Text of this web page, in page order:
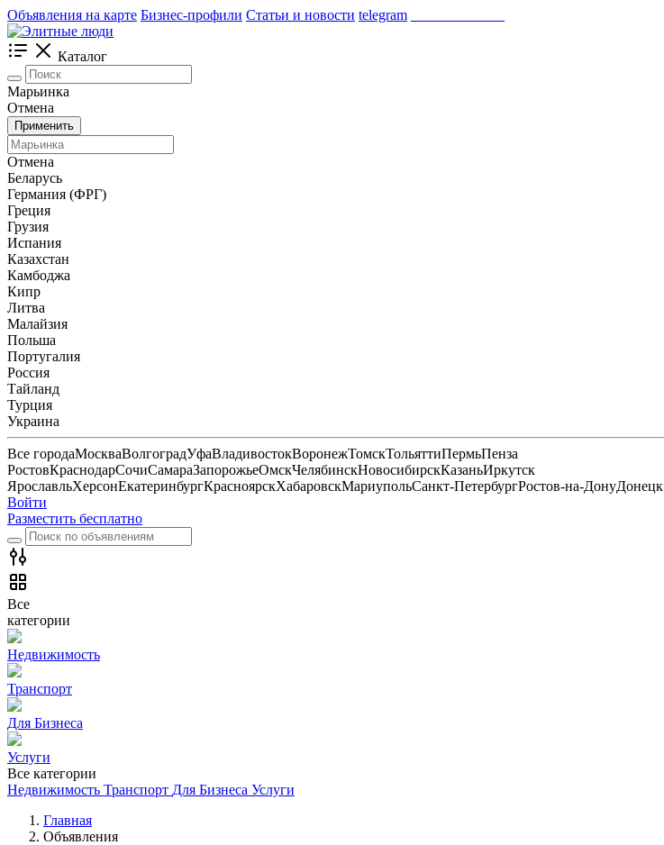
Объявления на карте Бизнес-профили Статьи и новости telegram
Каталог
Марьинка
Отмена
Применить
Отмена
Беларусь
Германия (ФРГ)
Греция
Грузия
Испания
Казахстан
Камбоджа
Кипр
Литва
Малайзия
Польша
Португалия
Россия
Тайланд
Турция
Украина
Все городаМоскваВолгоградУфаВладивостокВоронежТомскТольяттиПермьПенза
РостовКраснодарСочиСамараЗапорожьеОмскЧелябинскНовосибирскКазаньИркутск
ЯрославльХерсонЕкатеринбургКрасноярскХабаровскМариупольСанкт-ПетербургРостов-на-ДонуДонецк
Войти
Разместить бесплатно
Все
категории
Недвижимость
Транспорт
Для Бизнеса
Услуги
Все категории
Недвижимость Транспорт Для Бизнеса Услуги
Главная
Объявления